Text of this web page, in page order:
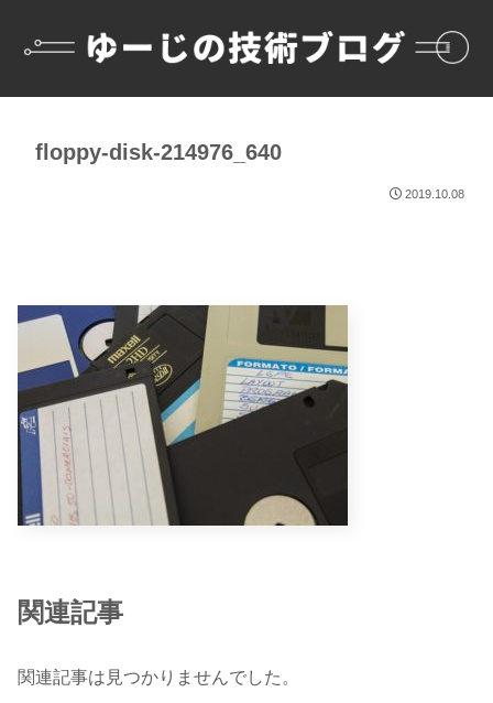
floppy-disk-214976_640
2019.10.08
関連記事
関連記事は見つかりませんでした。